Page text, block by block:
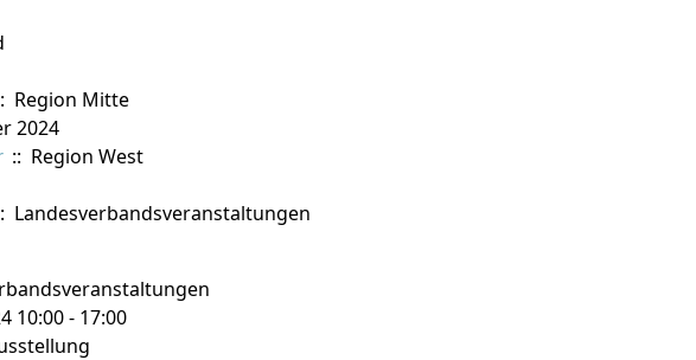
Mitte
2024
:: Region West
10:00 - 17:00